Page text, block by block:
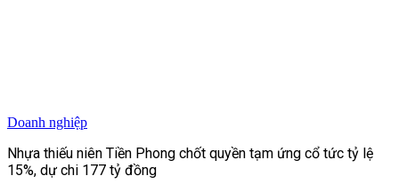
Doanh nghiệp
Nhựa thiếu niên Tiền Phong chốt quyền tạm ứng cổ tức tỷ lệ
15%, dự chi 177 tỷ đồng